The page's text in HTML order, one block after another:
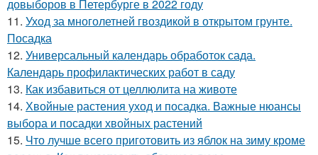
довыборов в Петербурге в 2022 году
11. Уход за многолетней гвоздикой в открытом грунте.
Посадка
12. Универсальный календарь обработок сада.
Календарь профилактических работ в саду
13. Как избавиться от целлюлита на животе
14. Хвойные растения уход и посадка. Важные нюансы
выбора и посадки хвойных растений
15. Что лучше всего приготовить из яблок на зиму кроме